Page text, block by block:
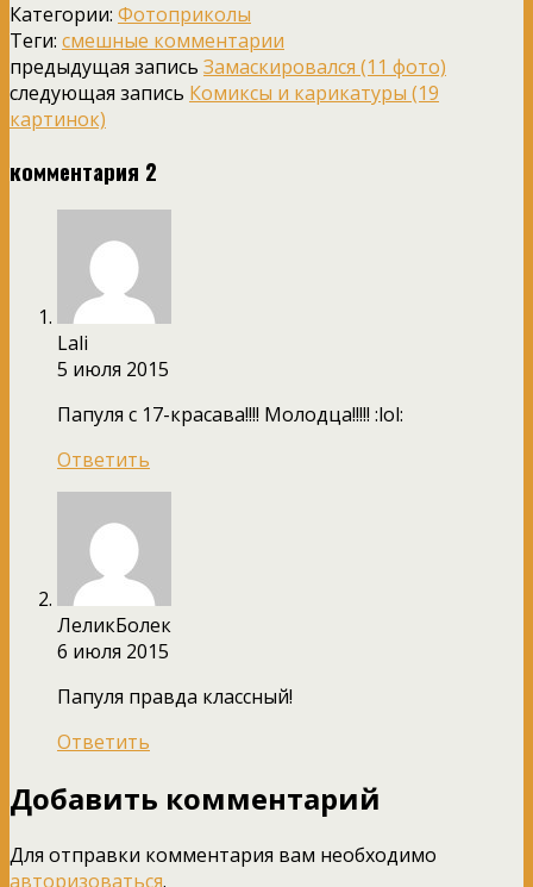
Категории: Фотоприколы
Теги: смешные комментарии
предыдущая запись Замаскировался (11 фото)
следующая запись Комиксы и карикатуры (19
картинок)
комментария 2
Lali
5 июля 2015
Папуля с 17-красава!!!! Молодца!!!!! :lol:
Ответить
ЛеликБолек
6 июля 2015
Папуля правда классный!
Ответить
Добавить комментарий
Для отправки комментария вам необходимо
авторизоваться.